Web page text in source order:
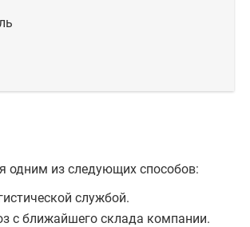
одним из следующих способов:
службой.
с ближайшего склада компании.